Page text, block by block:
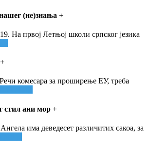
(не)знања +
На првој Летњој школи српског језика
+
комесара за проширење ЕУ, треба
стил ани мор +
има деведесет различитих сакоа, за